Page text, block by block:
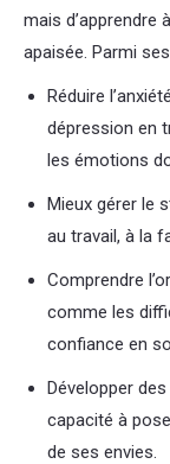
mais d’apprendre
apaisée. Parmi
Réduire
dépression en
les émotions
Mieux gérer le
au travail, à la
Comprendre
comme les
confiance en
Développer
capacité à
de ses envies.